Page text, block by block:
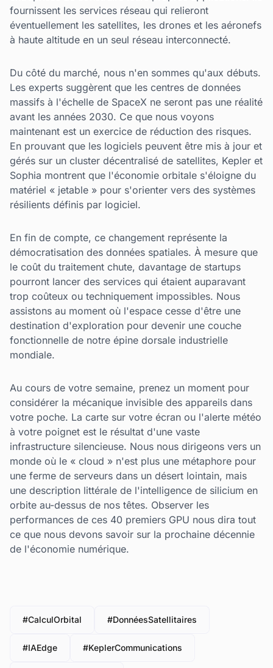
fournissent les services réseau qui relieront
éventuellement les satellites, les drones et les aéronefs
à haute altitude en un seul réseau interconnecté.
Du côté du marché, nous n'en sommes qu'aux débuts.
Les experts suggèrent que les centres de données
massifs à l'échelle de SpaceX ne seront pas une réalité
avant les années 2030. Ce que nous voyons
maintenant est un exercice de réduction des risques.
En prouvant que les logiciels peuvent être mis à jour et
gérés sur un cluster décentralisé de satellites, Kepler et
Sophia montrent que l'économie orbitale s'éloigne du
matériel « jetable » pour s'orienter vers des systèmes
résilients définis par logiciel.
En fin de compte, ce changement représente la
démocratisation des données spatiales. À mesure que
le coût du traitement chute, davantage de startups
pourront lancer des services qui étaient auparavant
trop coûteux ou techniquement impossibles. Nous
assistons au moment où l'espace cesse d'être une
destination d'exploration pour devenir une couche
fonctionnelle de notre épine dorsale industrielle
mondiale.
Au cours de votre semaine, prenez un moment pour
considérer la mécanique invisible des appareils dans
votre poche. La carte sur votre écran ou l'alerte météo
à votre poignet est le résultat d'une vaste
infrastructure silencieuse. Nous nous dirigeons vers un
monde où le « cloud » n'est plus une métaphore pour
une ferme de serveurs dans un désert lointain, mais
une description littérale de l'intelligence de silicium en
orbite au-dessus de nos têtes. Observer les
performances de ces 40 premiers GPU nous dira tout
ce que nous devons savoir sur la prochaine décennie
de l'économie numérique.
#CalculOrbital #DonnéesSatellitaires
#IAEdge #KeplerCommunications